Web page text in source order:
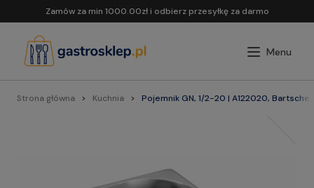
Zamów za min 1000.00zł i odbierz przesyłkę za darmo
Strona główna Kuchnia Pojemnik GN, 1/2-20 | A122020, Bartscher